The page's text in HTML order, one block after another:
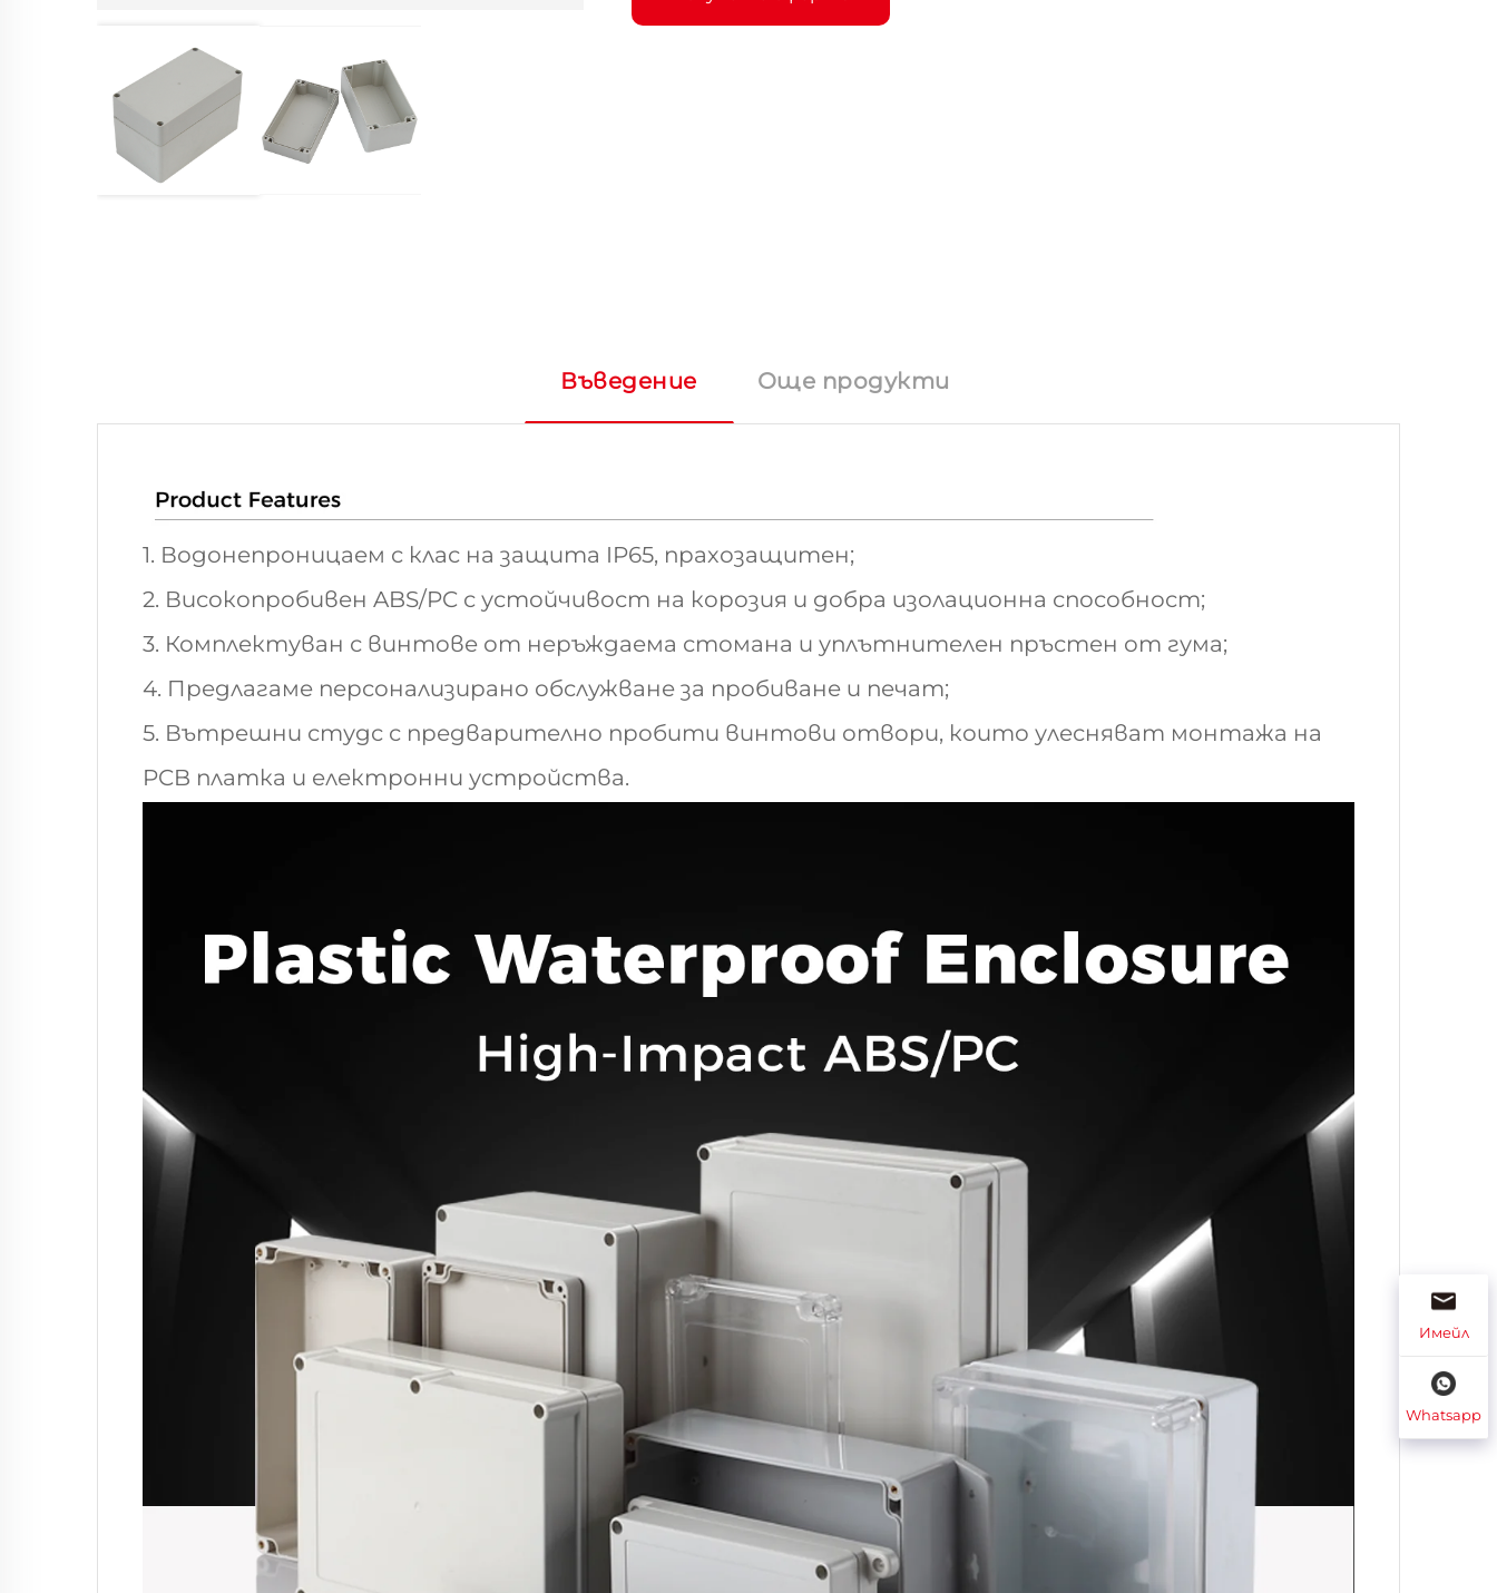
Въведение Още продукти
1. Водонепроницаем с клас на защита IP65, прахозащитен;
2. Високопробивен ABS/PC с устойчивост на корозия и добра изолационна способност;
3. Комплектуван с винтове от неръждаема стомана и уплътнителен пръстен от гума;
4. Предлагаме персонализирано обслужване за пробиване и печат;
5. Вътрешни студс с предварително пробити винтови отвори, които улесняват монтажа на
PCB платка и електронни устройства.
Имейл
Whatsapp